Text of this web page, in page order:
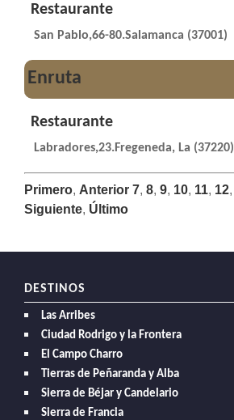
Restaurante
San Pablo,66-80.Salamanca (37001)
Enruta
Restaurante
Labradores,23.Fregeneda, La (37220)
Primero, Anterior 7, 8, 9, 10, 11, 12,
Siguiente, Último
DESTINOS
Las Arribes
Ciudad Rodrigo y la Frontera
El Campo Charro
Tierras de Peñaranda y Alba
Sierra de Béjar y Candelario
Sierra de Francia